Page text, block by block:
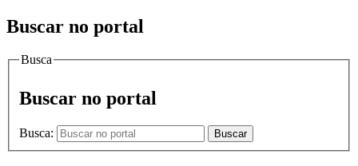
Buscar no portal
Busca
Buscar no portal
Busca: Buscar